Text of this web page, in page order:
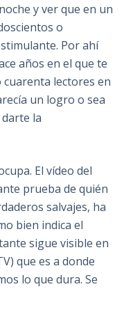
y ver que en un
o
Por ahí
años en el que te
lectores en
un logro o sea
la
El vídeo del
prueba de quién
salvajes, ha
bien indica el
sigue visible en
que es a donde
lo que dura. Se